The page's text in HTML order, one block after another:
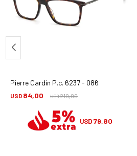
Pierre Cardin P.c. 6237 - 086
USD 84,00 USD210,00
USD 79,80